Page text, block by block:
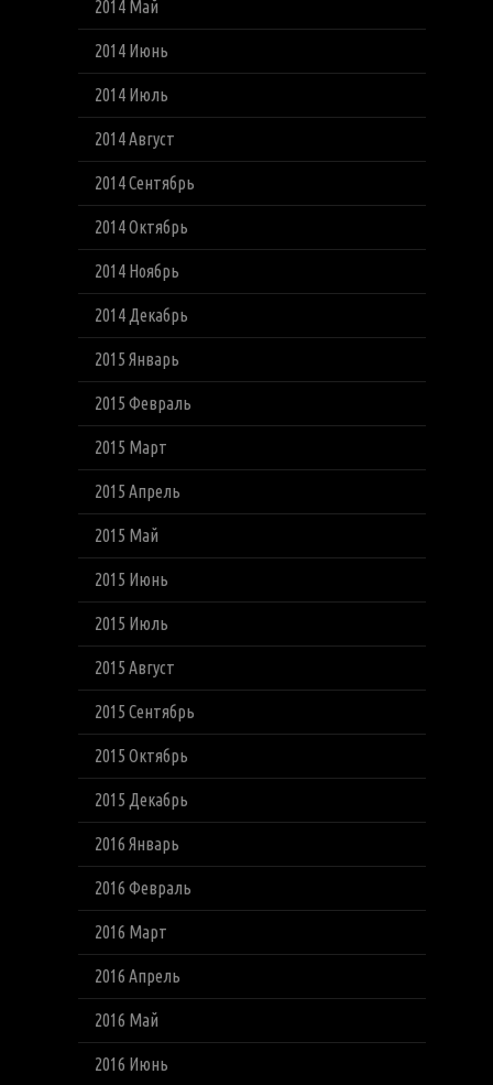
2014 Май
2014 Июнь
2014 Июль
2014 Август
2014 Сентябрь
2014 Октябрь
2014 Ноябрь
2014 Декабрь
2015 Январь
2015 Февраль
2015 Март
2015 Апрель
2015 Май
2015 Июнь
2015 Июль
2015 Август
2015 Сентябрь
2015 Октябрь
2015 Декабрь
2016 Январь
2016 Февраль
2016 Март
2016 Апрель
2016 Май
2016 Июнь